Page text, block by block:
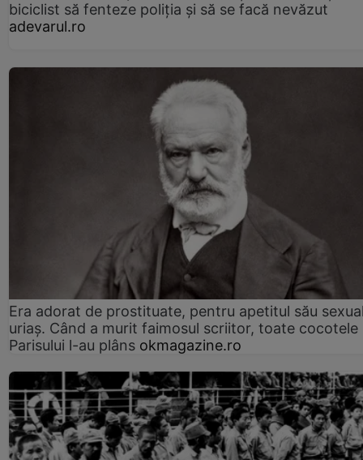
biciclist să fenteze poliția și să se facă nevăzut
adevarul.ro
Era adorat de prostituate, pentru apetitul său
uriaș. Când a murit faimosul scriitor, toate cocotele
Parisului l-au plâns okmagazine.ro